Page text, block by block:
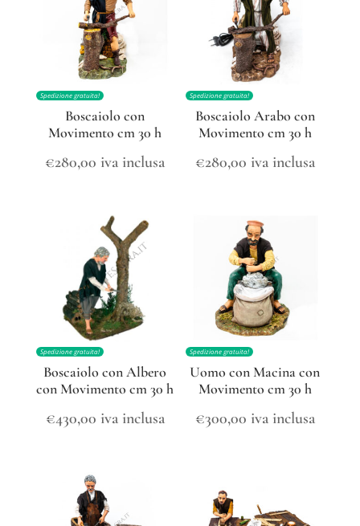
Spedizione gratuita!
Boscaiolo con
Movimento cm 30 h
€280,00 iva inclusa
Spedizione gratuita!
Boscaiolo Arabo con
Movimento cm 30 h
€280,00 iva inclusa
Spedizione gratuita!
Boscaiolo con Albero
con Movimento cm 30 h
€430,00 iva inclusa
Spedizione gratuita!
Uomo con Macina con
Movimento cm 30 h
€300,00 iva inclusa